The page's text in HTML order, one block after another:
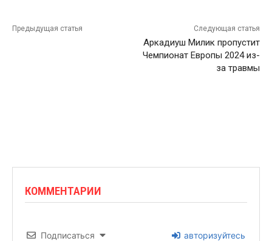
Предыдущая статья Следующая статья
Аркадиуш Милик пропустит
Чемпионат Европы 2024 из-
за травмы
КОММЕНТАРИИ
Подписаться авторизуйтесь